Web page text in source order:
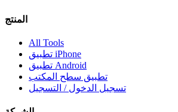
المنتج
All Tools
تطبيق iPhone
تطبيق Android
تطبيق سطح المكتب
تسجيل الدخول / التسجيل